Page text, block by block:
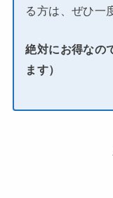
る方は、ぜひ一
絶対にお得なの
ます）